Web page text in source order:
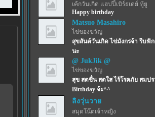
เค้กวันเกิด แฮปปี้เบิร์ธเดย์ ทู้ยู
Happy birthday
Matsuo Masahiro
ไข่ของขวัญ
สุขสันต์วันเกิด ไข่มังกรจ้า รีบฟั
นะ
@ JukJik @
ไข่ของขวัญ
สุข สดชื่น สดใส ไร้โรคภัย สมป
Birthday จ้ะ^^
ลิงวุ่นวาย
สมุดโน๊ตเจ้าหญิง